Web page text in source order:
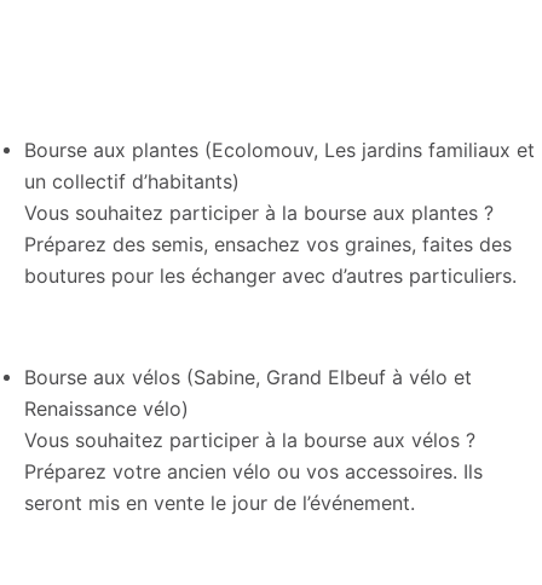
Bourse aux plantes (Ecolomouv, Les jardins familiaux et
un collectif d’habitants)
Vous souhaitez participer à la bourse aux plantes ?
Préparez des semis, ensachez vos graines, faites des
boutures pour les échanger avec d’autres particuliers.
Bourse aux vélos (Sabine, Grand Elbeuf à vélo et
Renaissance vélo)
Vous souhaitez participer à la bourse aux vélos ?
Préparez votre ancien vélo ou vos accessoires. Ils
seront mis en vente le jour de l’événement.